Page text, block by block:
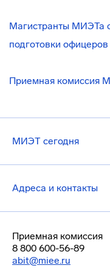
Магистранты МИЭТа
подготовки офицеров
Приемная комиссия
МИЭТ сегодня
Адреса и контакты
Приемная комиссия
8 800 600-56-89
abit@miee.ru